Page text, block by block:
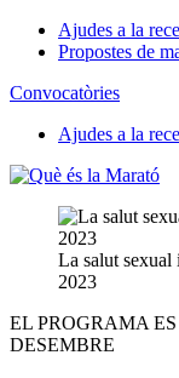
Ajudes a la
Propostes de
Convocatòries
Ajudes a la
La salut sexual
2023
EL PROGRAMA
DESEMBRE